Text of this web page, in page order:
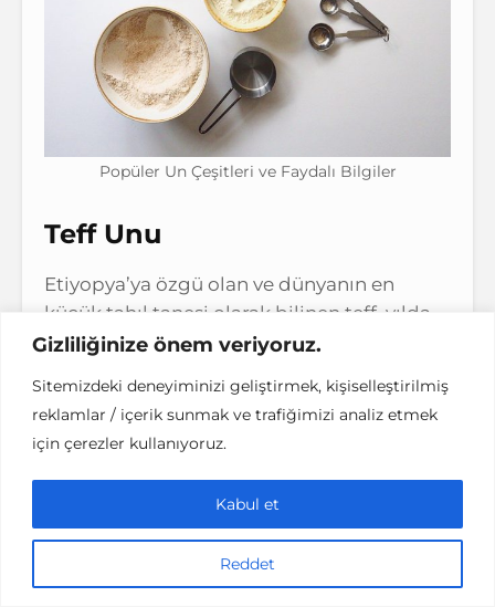
Gizliliğinize önem veriyoruz.
Sitemizdeki deneyiminizi geliştirmek, kişiselleştirilmiş
reklamlar / içerik sunmak ve trafiğimizi analiz etmek
için çerezler kullanıyoruz.
Reddet
Kabul et
Popüler Un Çeşitleri ve Faydalı Bilgiler
Teff Unu
Etiyopya’ya özgü olan ve dünyanın en
küçük tahıl tanesi olarak bilinen teff, yılda
sadece bir kez ekilen kıymetli bir bitki. Bu
içeren yapısıyla özellikle vegan beslenenler
tarafından bitkisel bir protein kaynağı
olarak tercih ediliyor. Aynı zamanda iyi bir
kalsiyum, demir ve tiamin kaynağı. Teff
tahılı öğütülerek un haline getiriliyor.
Düşük kalorisi, yüksek lif oranı ve sindirim
dostu yapısıyla kilo kontrolüne yardımcı